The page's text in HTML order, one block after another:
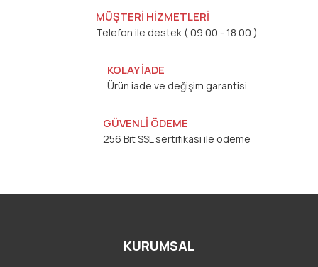
MÜŞTERİ HİZMETLERİ
Telefon ile destek ( 09.00 - 18.00 )
KOLAY İADE
Ürün iade ve değişim garantisi
GÜVENLİ ÖDEME
256 Bit SSL sertifikası ile ödeme
KURUMSAL